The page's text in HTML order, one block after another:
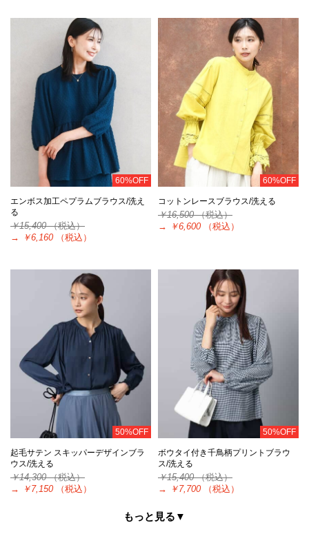
60%OFF
エンボス加工ペプラムブラウス/洗え
る
￥15,400（税込）
→
￥6,160 （税込）
60%OFF
コットンレースブラウス/洗える
￥16,500（税込）
→
￥6,600 （税込）
50%OFF
起毛サテン スキッパーデザインブラ
ウス/洗える
￥14,300（税込）
→
￥7,150 （税込）
50%OFF
ボウタイ付き千鳥柄プリントブラウ
ス/洗える
￥15,400（税込）
→
￥7,700 （税込）
もっと見る▼